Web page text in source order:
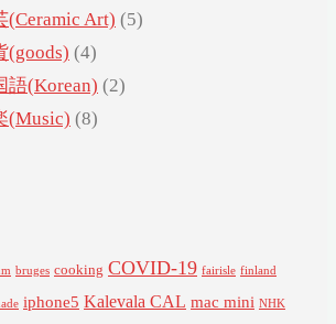
(Ceramic Art) (5)
(goods) (4)
語(Korean) (2)
(Music) (8)
bruges cooking COVID-19 fairisle finland
iphone5 Kalevala CAL mac mini NHK